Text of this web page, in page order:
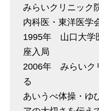
みらいクリニック
内科医・東洋医学
1995年 山口大学
座入局
2006年 みらいク
る
あいうべ体操・ゆ